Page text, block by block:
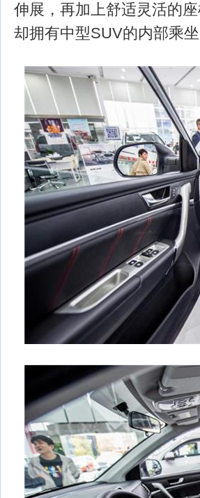
伸展，再加上舒适灵活的
却拥有中型SUV的内部乘坐